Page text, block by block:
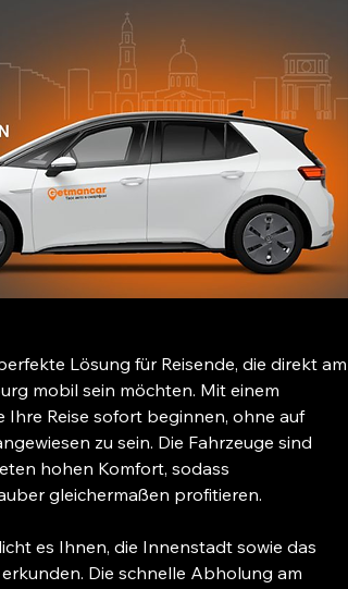
Lösung für Reisende, die direkt am
mobil sein möchten. Mit einem
Ihre Reise sofort beginnen, ohne auf
zu sein. Die Fahrzeuge sind
hohen Komfort, sodass
gleichermaßen profitieren.
es Ihnen, die Innenstadt sowie das
Die schnelle Abholung am